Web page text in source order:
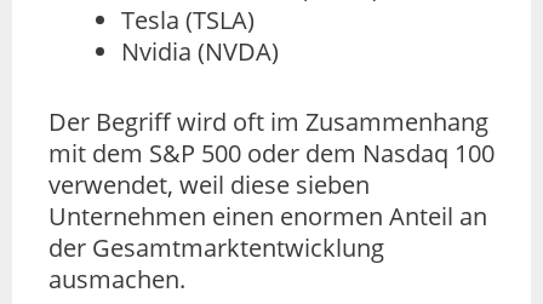
Tesla (TSLA)
Nvidia (NVDA)
Der Begriff wird oft im Zusammenhang
mit dem S&P 500 oder dem Nasdaq 100
verwendet, weil diese sieben
Unternehmen einen enormen Anteil an
der Gesamtmarktentwicklung
ausmachen.